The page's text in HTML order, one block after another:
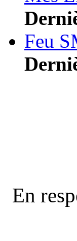
Feu
En